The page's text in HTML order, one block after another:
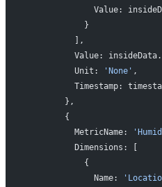
Value:
            }
          ],
Value:
          Unit:
'None' ,
Timestamp:
        },
        {
          MetricName:
          Dimensions: [
            {
              Name: